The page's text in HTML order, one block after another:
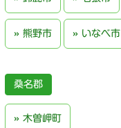
熊野市 いなべ市
桑名郡
木曽岬町